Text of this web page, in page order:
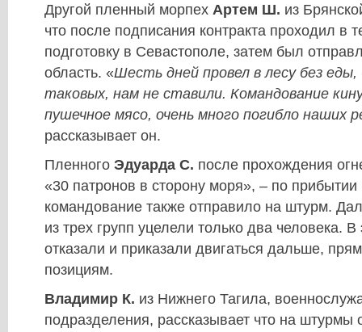
Другой пленный морпех Артем Ш. из
что после подписания контракта проходил в
подготовку в Севастополе, затем был
область. «Шесть дней провел в лесу без еды,
таковых, нам не ставили. Командование
пушечное мясо, очень много погибло наших
рассказывает он.
Пленного Эдуарда С. после прохождения
«30 патронов в сторону моря», – по прибытии
командование также отправило на штурм.
из трех групп уцелели только два человека.
отказали и приказали двигаться дальше,
позициям.
Владимир К. из Нижнего Тагила,
подразделения, рассказывает что на штурмы